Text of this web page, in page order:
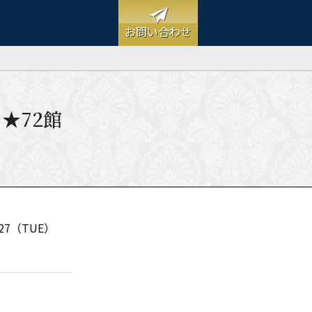
お問い合わせ
★72館
（TUE）